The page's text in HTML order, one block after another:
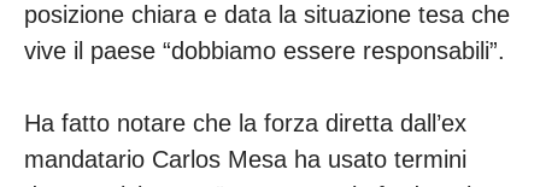
posizione chiara e data la situazione tesa che
vive il paese “dobbiamo essere responsabili”.
Ha fatto notare che la forza diretta dall’ex
mandatario Carlos Mesa ha usato termini